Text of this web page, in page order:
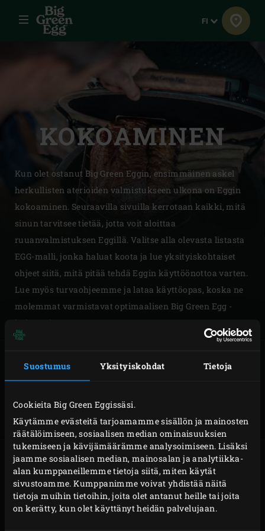
Suostumus Yksityiskohdat Tietoja
Cookieita Big Green Eggissäsi.
Käytämme evästeitä tarjoamamme sisällön ja mainosten
räätälöimiseen, sosiaalisen median ominaisuuksien
tukemiseen ja kävijämäärämme analysoimiseen. Lisäksi
jaamme sosiaalisen median, mainosalan ja analytiikka-
alan kumppaneillemme tietoja siitä, miten käytät
sivustoamme. Kumppanimme voivat yhdistää näitä
tietoja muihin tietoihin, joita olet antanut heille tai joita
on kerätty, kun olet käyttänyt heidän palvelujaan.
Menu Kieli
FI
KOKOAMINEN
Kun olet ostanut Big Green Eggin, ensimmäinen askel
herkullisten aterioiden valmistukseen ulkona on Eggin
kokoaminen. Seuraavilla sivuilla kerrotaan kaikki, mitä
sinun tarvitsee tietää, jotta voit aloittaa
ruuanvalmistuksen Eggillä. Valitse alla olevasta listasta
EGG-malli, jonka haluat koota ja lue yksityiskohtaiset
ohjeet siitä, mitä pitää tehdä Eggin käyttöönottoa varten.
Lue myös turvaohjeemme ja lataa käyttöopas, koska ne
molemmat varmistavat optimaalisen Big Green Egg -
kokemuksen!
SMALLIN
KOKOAMINEN
MEDIUMIN
KOKOAMINEN